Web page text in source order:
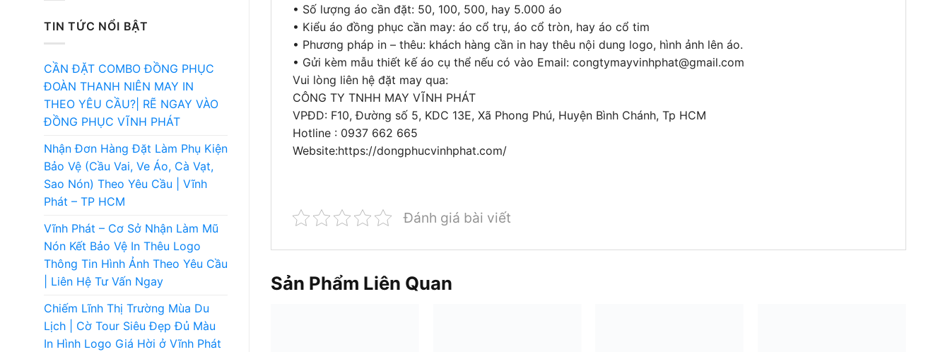
TIN TỨC NỔI BẬT
CẦN ĐẶT COMBO ĐỒNG PHỤC
ĐOÀN THANH NIÊN MAY IN
THEO YÊU CẦU?| RẼ NGAY VÀO
ĐỒNG PHỤC VĨNH PHÁT
Nhận Đơn Hàng Đặt Làm Phụ Kiện
Bảo Vệ (Cầu Vai, Ve Áo, Cà Vạt,
Sao Nón) Theo Yêu Cầu | Vĩnh
Phát – TP HCM
Vĩnh Phát – Cơ Sở Nhận Làm Mũ
Nón Kết Bảo Vệ In Thêu Logo
Thông Tin Hình Ảnh Theo Yêu Cầu
| Liên Hệ Tư Vấn Ngay
Chiếm Lĩnh Thị Trường Mùa Du
Lịch | Cờ Tour Siêu Đẹp Đủ Màu
In Hình Logo Giá Hời ở Vĩnh Phát
• Số lượng áo cần đặt: 50, 100, 500, hay 5.000 áo
• Kiểu áo đồng phục cần may: áo cổ trụ, áo cổ tròn, hay áo cổ tim
• Phương pháp in – thêu: khách hàng cần in hay thêu nội dung logo, hình ảnh lên áo.
• Gửi kèm mẫu thiết kế áo cụ thể nếu có vào Email: congtymayvinhphat@gmail.com
Vui lòng liên hệ đặt may qua:
CÔNG TY TNHH MAY VĨNH PHÁT
VPĐD: F10, Đường số 5, KDC 13E, Xã Phong Phú, Huyện Bình Chánh, Tp HCM
Hotline : 0937 662 665
Website:https://dongphucvinhphat.com/
Đánh giá bài viết
Sản Phẩm Liên Quan